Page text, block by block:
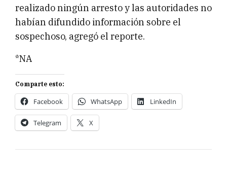
realizado ningún arresto y las autoridades no
habían difundido información sobre el
sospechoso, agregó el reporte.
*NA
Comparte esto:
Facebook WhatsApp LinkedIn
Telegram X